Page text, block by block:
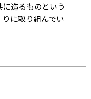
造るものという
に取り組んでい